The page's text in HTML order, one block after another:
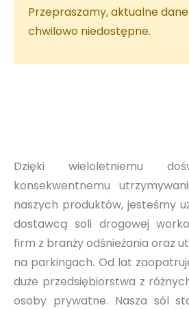
Przepraszamy, aktualne
chwilowo niedostępne.
Dzięki wieloletniemu
konsekwentnemu
naszych produktów, jesteśmy
dostawcą soli drogowej
firm z branży odśnieżania oraz
na parkingach. Od lat
duże przedsiębiorstwa z
osoby prywatne. Nasza sól